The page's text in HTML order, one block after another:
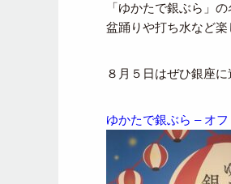
「ゆかたで銀ぶら」
盆踊りや打ち水など楽
８月５日はぜひ銀座
ゆかたで銀ぶら – オ